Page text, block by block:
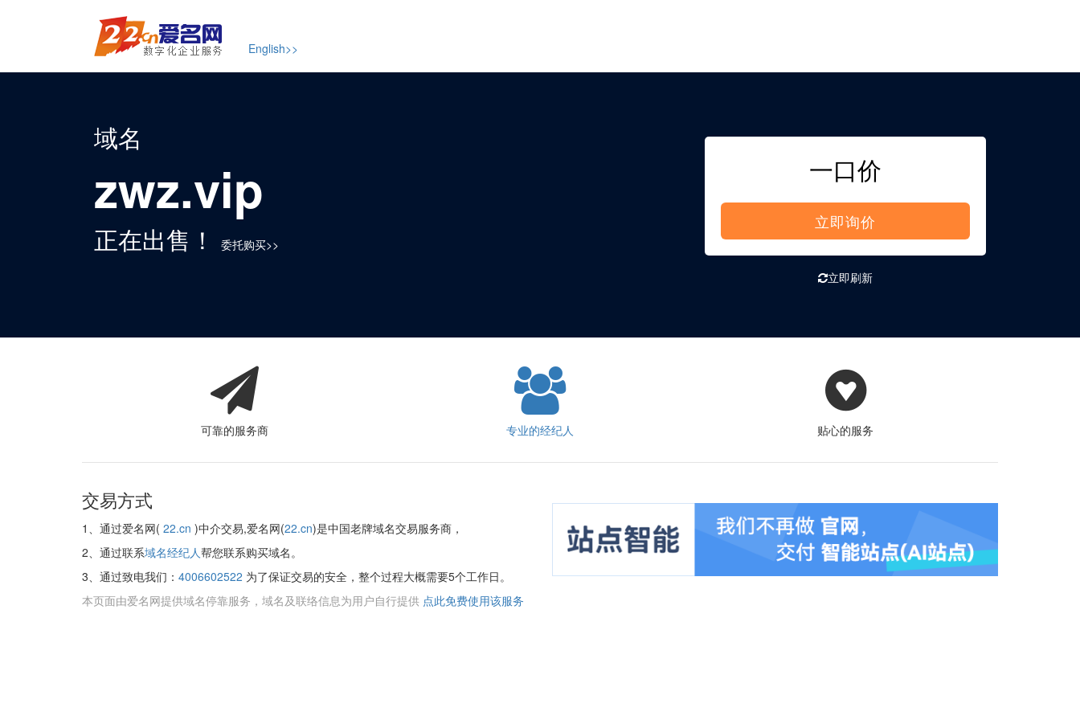
English>>
域名
zwz.vip
正在出售！ 委托购买>>
一口价
立即询价
立即刷新
可靠的服务商 专业的经纪人 贴心的服务
交易方式
1、通过爱名网( 22.cn )中介交易,爱名网(22.cn)是中国老牌域名交易服务商，
2、通过联系域名经纪人帮您联系购买域名。
3、通过致电我们： 4006602522 为了保证交易的安全，整个过程大概需要5个工作日。
本页面由爱名网提供域名停靠服务，域名及联络信息为用户自行提供 点此免费使用该服务